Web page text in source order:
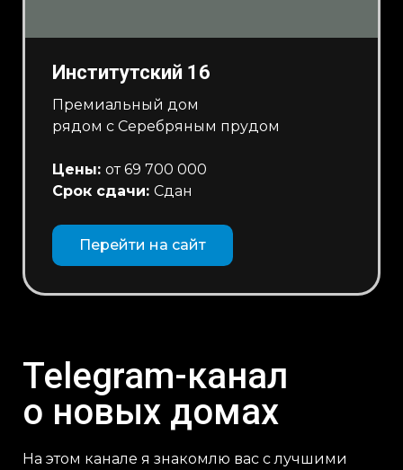
Институтский 16
Премиальный дом
рядом с Серебряным прудом
Цены: от 69 700 000
Срок сдачи: Сдан
Перейти на сайт
Telegram-канал
о новых домах
На этом канале я знакомлю вас с лучшими